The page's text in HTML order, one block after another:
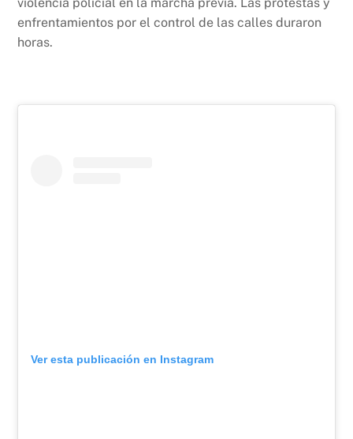
enfrentamientos por el control de las calles duraron
horas.
Ver esta publicación en Instagram